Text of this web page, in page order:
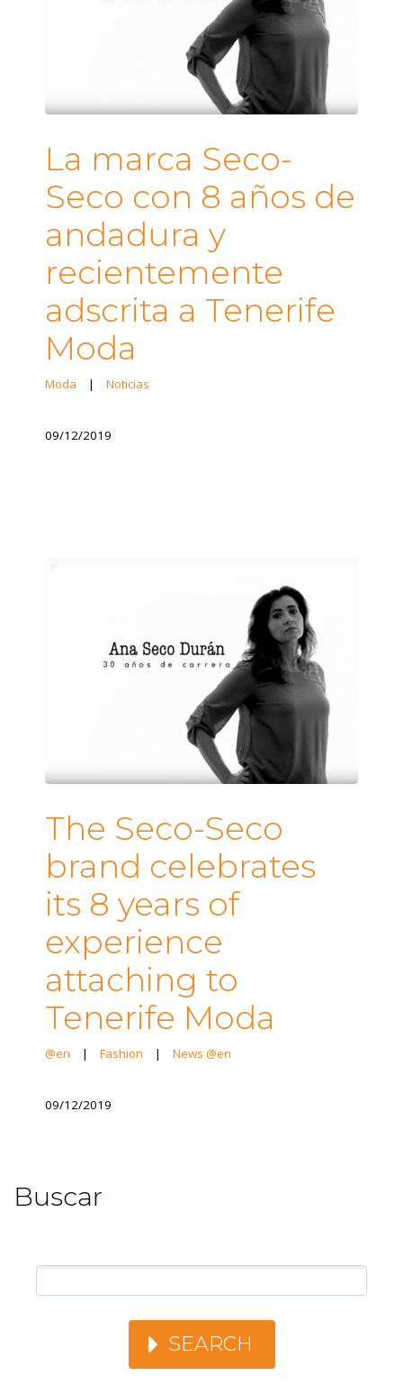
La marca Seco-
Seco con 8 años de
andadura y
recientemente
adscrita a Tenerife
Moda
Moda | Noticias
09/12/2019
The Seco-Seco
brand celebrates
its 8 years of
experience
attaching to
Tenerife Moda
@en | Fashion | News @en
09/12/2019
Buscar
SEARCH